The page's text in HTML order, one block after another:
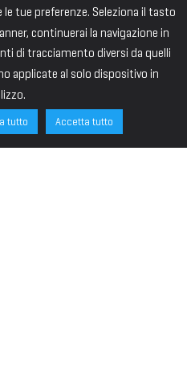
tue preferenze. Seleziona il tasto
continuerai la navigazione in
di tracciamento diversi da quelli
applicate al solo dispositivo in
tutto Accetta tutto